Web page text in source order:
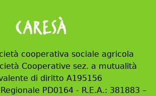
cooperativa sociale agricola
Cooperative sez. a mutualità
di diritto A195156
PD0164 - R.E.A.: 381883 –